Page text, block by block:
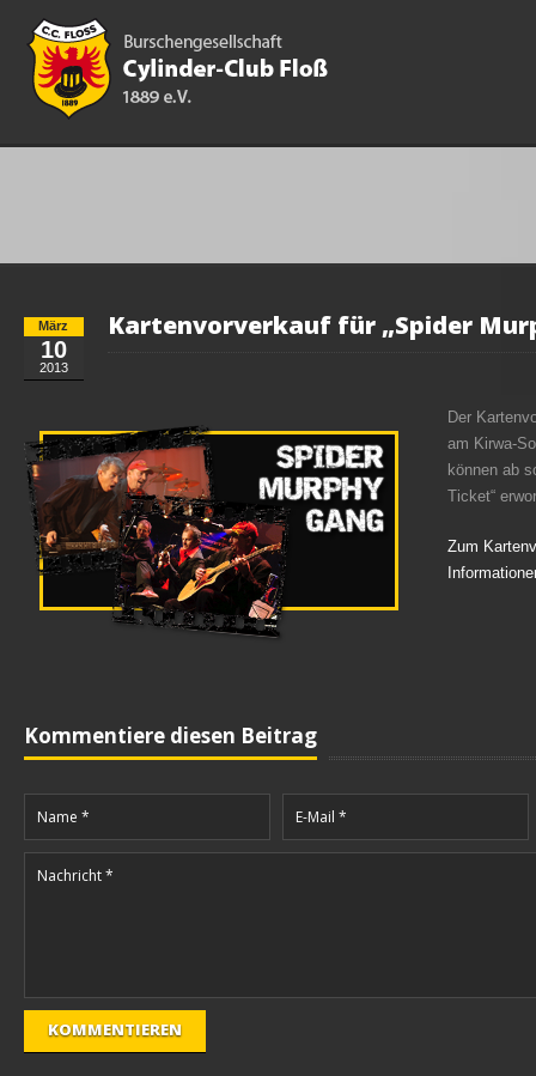
März
10
2013
Kartenvorverkauf für „Spider
Der
am Kirwa-
können ab
Ticket“
Zum
Kommentiere diesen Beitrag
KOMMENTIEREN